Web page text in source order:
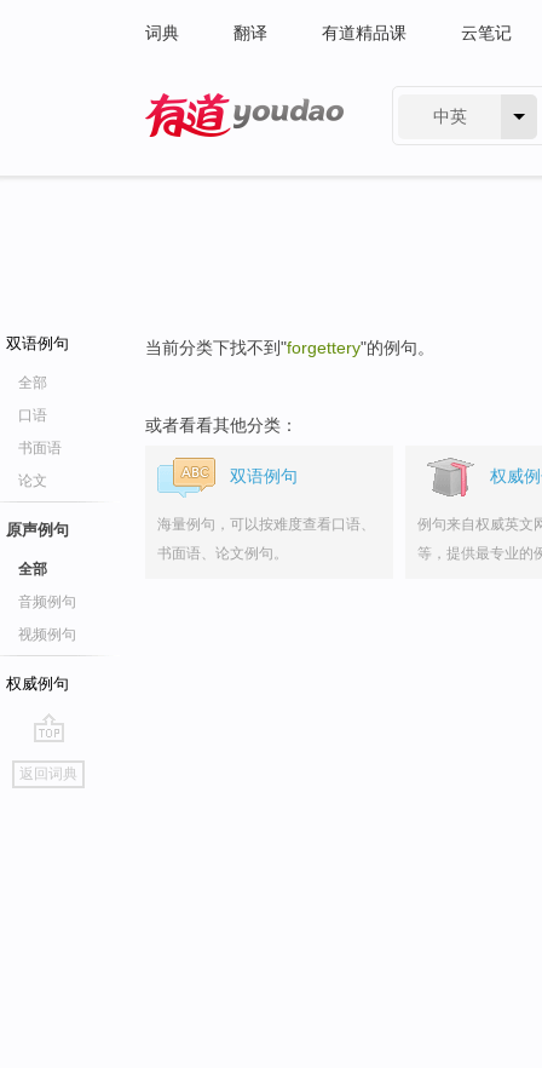
词典 翻译 有道精品课 云笔记
中英
双语例句
全部
口语
书面语
论文
原声例句
全部
音频例句
视频例句
权威例句
go
top
返回词典
当前分类下找不到"forgettery"的例句。
或者看看其他分类：
双语例句
海量例句，可以按难度查看口语、
书面语、论文例句。
权威
例句来自权威英文
等，提供最专业的